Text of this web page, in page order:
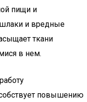
пищи и
и вредные
ткани
в нем.
повышению